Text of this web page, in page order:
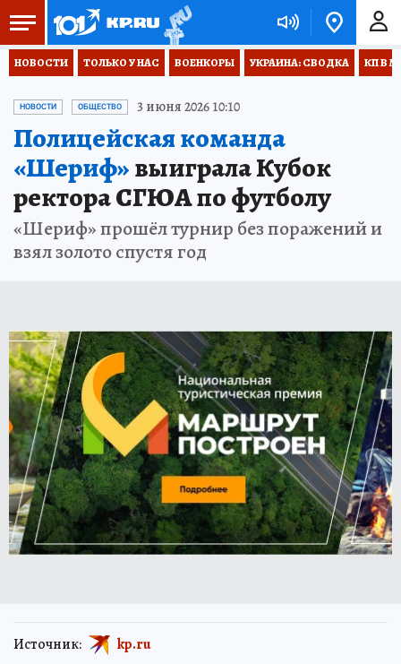
НОВОСТИ ТОЛЬКО У НАС ВОЕНКОРЫ УКРАИНА: СВОДКА КП В
НОВОСТИ ОБЩЕСТВО 3 июня 2026 10:10
Полицейская команда
«Шериф»выиграла Кубок
ректора СГЮА по футболу
«Шериф» прошёл турнир без поражений и
взял золото спустя год
Источник: kp.ru